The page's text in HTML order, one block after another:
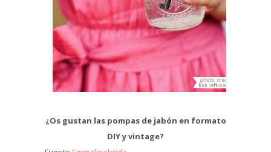
¿Os gustan las pompas de jabón en formato
DIY y vintage?